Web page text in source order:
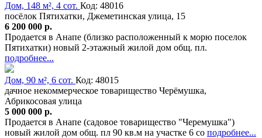
Дом, 148 м², 4 сот. Код: 48016
посёлок Пятихатки, Джеметинская улица, 15
6 200 000 р.
Продается в Анапе (близко расположенный к морю поселок
Пятихатки) новый 2-этажный жилой дом общ. пл.
подробнее...
Дом, 90 м², 6 сот. Код: 48015
дачное некоммерческое товарищество Черёмушка,
Абрикосовая улица
5 000 000 р.
Продается в Анапе (садовое товарищество "Черемушка")
новый жилой дом общ. пл 90 кв.м на участке 6 со подробнее...